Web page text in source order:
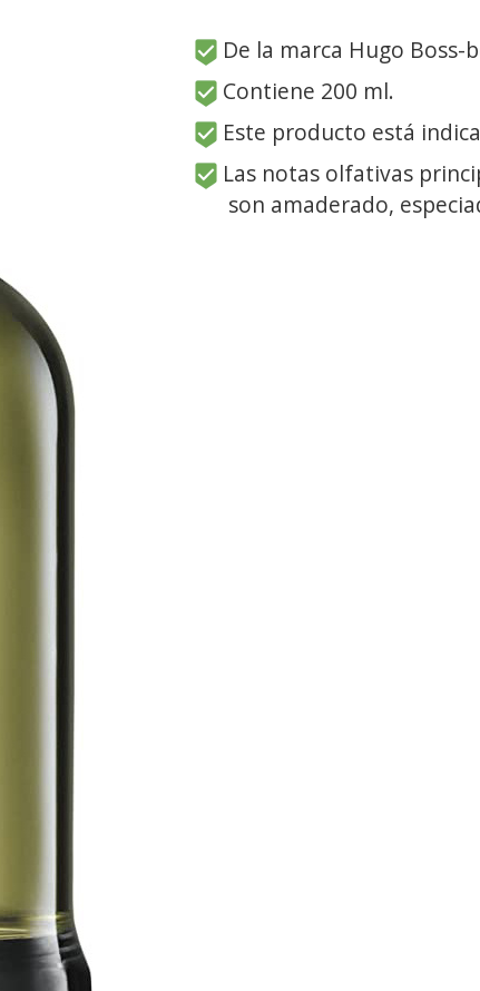
De la marca Hugo Boss-
Contiene 200 ml.
Este producto está
Las notas olfativas
son amaderado,